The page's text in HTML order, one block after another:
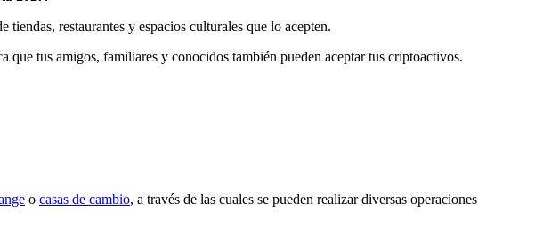
restaurantes y espacios culturales que lo acepten.
tus amigos, familiares y conocidos también pueden aceptar tus criptoactivos.
o casas de cambio, a través de las cuales se pueden realizar diversas operaciones